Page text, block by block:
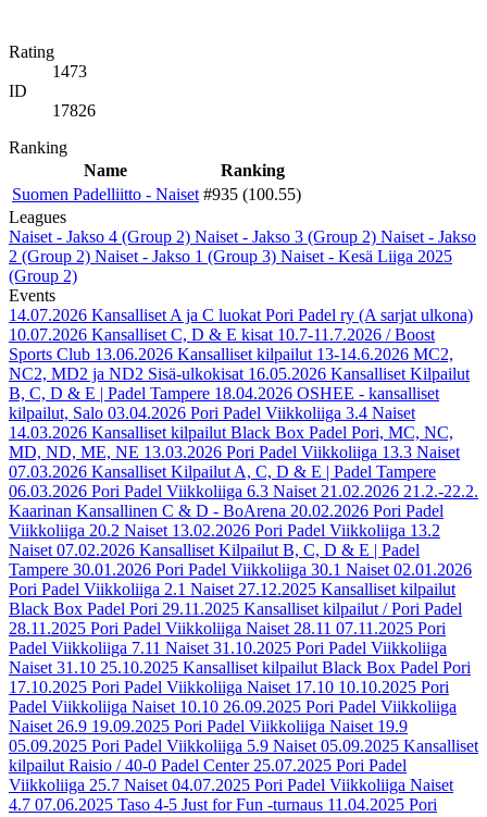
Rating
1473
ID
17826
Ranking
Name
Ranking
Suomen Padelliitto - Naiset #935 (100.55)
Leagues
Naiset - Jakso 4 (Group 2) Naiset - Jakso 3 (Group 2) Naiset - Jakso
2 (Group 2) Naiset - Jakso 1 (Group 3) Naiset - Kesä Liiga 2025
(Group 2)
Events
14.07.2026 Kansalliset A ja C luokat Pori Padel ry (A sarjat ulkona)
10.07.2026 Kansalliset C, D & E kisat 10.7-11.7.2026 / Boost
Sports Club 13.06.2026 Kansalliset kilpailut 13-14.6.2026 MC2,
NC2, MD2 ja ND2 Sisä-ulkokisat 16.05.2026 Kansalliset Kilpailut
B, C, D & E | Padel Tampere 18.04.2026 OSHEE - kansalliset
kilpailut, Salo 03.04.2026 Pori Padel Viikkoliiga 3.4 Naiset
14.03.2026 Kansalliset kilpailut Black Box Padel Pori, MC, NC,
MD, ND, ME, NE 13.03.2026 Pori Padel Viikkoliiga 13.3 Naiset
07.03.2026 Kansalliset Kilpailut A, C, D & E | Padel Tampere
06.03.2026 Pori Padel Viikkoliiga 6.3 Naiset 21.02.2026 21.2.-22.2.
Kaarinan Kansallinen C & D - BoArena 20.02.2026 Pori Padel
Viikkoliiga 20.2 Naiset 13.02.2026 Pori Padel Viikkoliiga 13.2
Naiset 07.02.2026 Kansalliset Kilpailut B, C, D & E | Padel
Tampere 30.01.2026 Pori Padel Viikkoliiga 30.1 Naiset 02.01.2026
Pori Padel Viikkoliiga 2.1 Naiset 27.12.2025 Kansalliset kilpailut
Black Box Padel Pori 29.11.2025 Kansalliset kilpailut / Pori Padel
28.11.2025 Pori Padel Viikkoliiga Naiset 28.11 07.11.2025 Pori
Padel Viikkoliiga 7.11 Naiset 31.10.2025 Pori Padel Viikkoliiga
Naiset 31.10 25.10.2025 Kansalliset kilpailut Black Box Padel Pori
17.10.2025 Pori Padel Viikkoliiga Naiset 17.10 10.10.2025 Pori
Padel Viikkoliiga Naiset 10.10 26.09.2025 Pori Padel Viikkoliiga
Naiset 26.9 19.09.2025 Pori Padel Viikkoliiga Naiset 19.9
05.09.2025 Pori Padel Viikkoliiga 5.9 Naiset 05.09.2025 Kansalliset
kilpailut Raisio / 40-0 Padel Center 25.07.2025 Pori Padel
Viikkoliiga 25.7 Naiset 04.07.2025 Pori Padel Viikkoliiga Naiset
4.7 07.06.2025 Taso 4-5 Just for Fun -turnaus 11.04.2025 Pori